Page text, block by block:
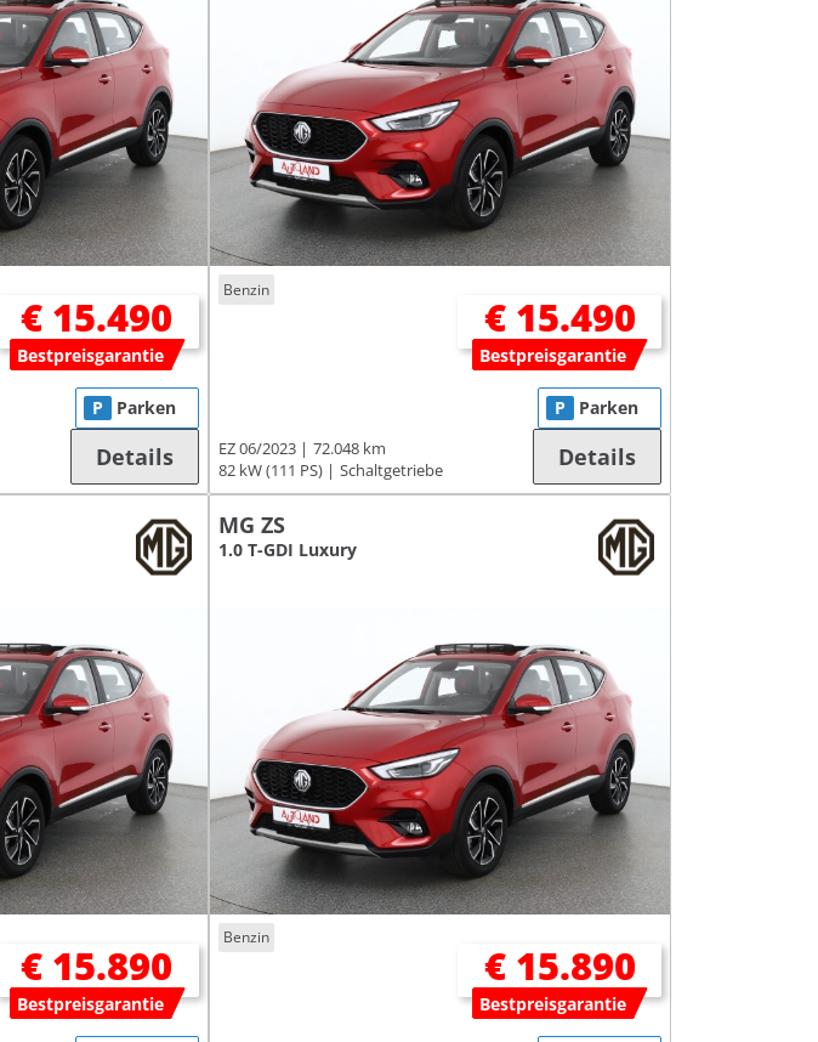
€ 15.490
Bestpreisgarantie
P Parken
Details
Benzin
€ 15.490
Bestpreisgarantie
EZ 06/2023
72.048 km
82 kW (111 PS)
Schaltgetriebe
P Parken
Details
€ 15.890
Bestpreisgarantie
MG ZS
1.0 T-GDI Luxury
Benzin
€ 15.890
Bestpreisgarantie